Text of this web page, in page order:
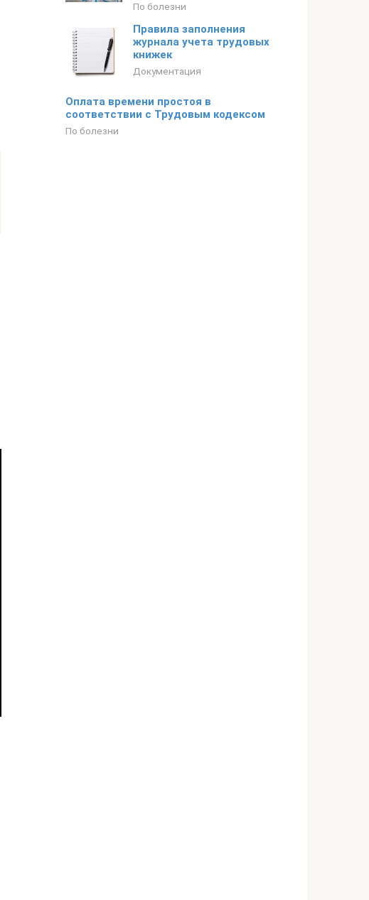
По болезни
Правила заполнения
журнала учета трудовых
книжек
Документация
Оплата времени простоя в
соответствии с Трудовым кодексом
По болезни